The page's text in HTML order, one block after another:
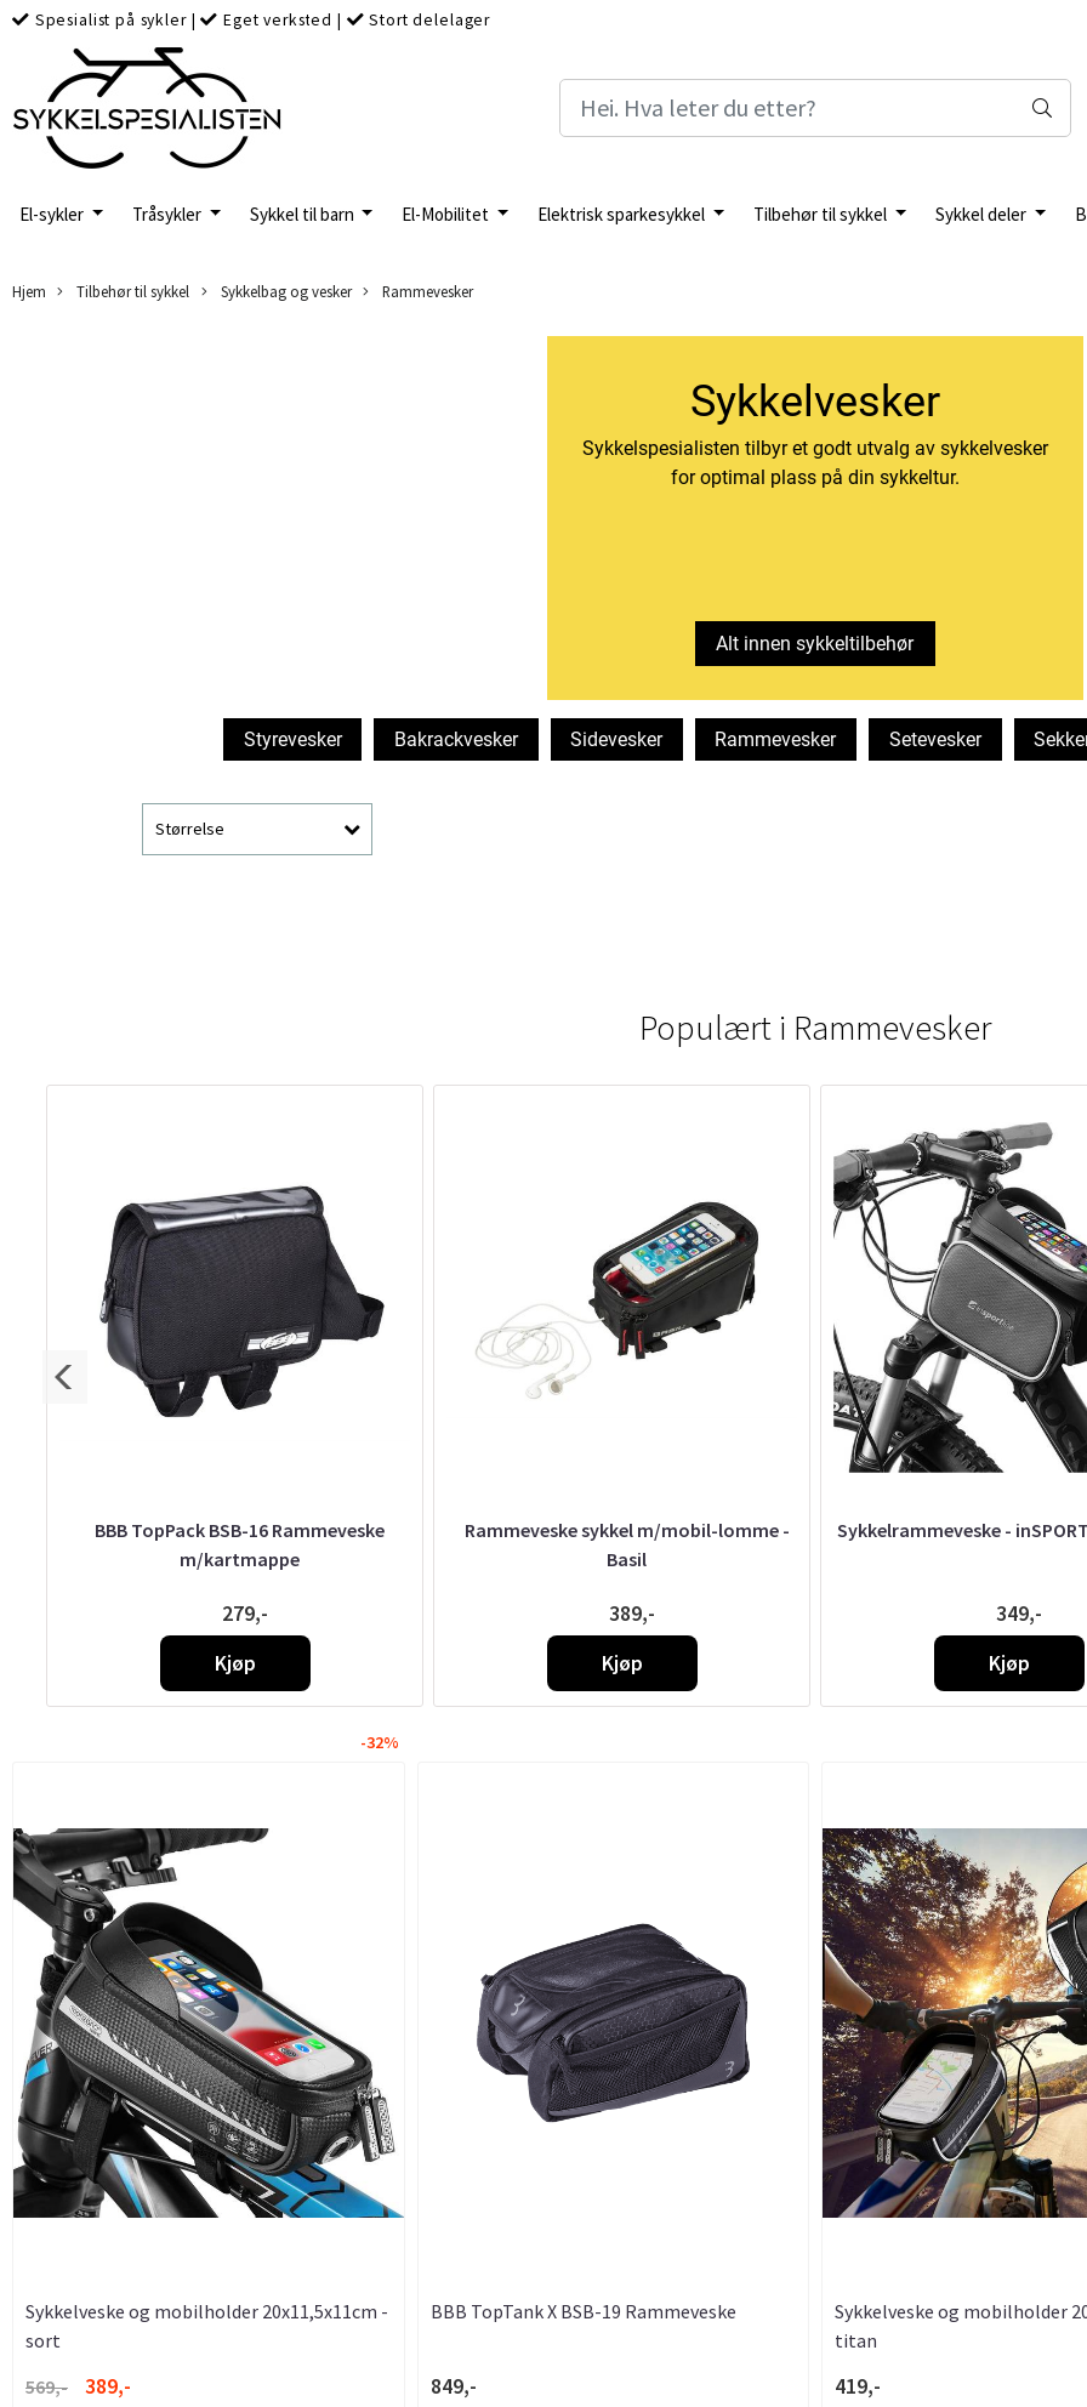
Spesialist på sykler| Eget verksted | Stort delelager
El-sykler Tråsykler Sykkel til barn El-Mobilitet Elektrisk sparkesykkel Tilbehør til sykkel Sykkel deler
Hjem Tilbehør til sykkel Sykkelbag og vesker Rammevesker
Sykkelvesker
Sykkelspesialisten tilbyr et godt utvalg av sykkelvesker
for optimal plass på din sykkeltur.
Alt innen sykkeltilbehør
Styrevesker Bakrackvesker Sidevesker Rammevesker Setevesker
Størrelse
Populært i Rammevesker
BBB TopPack BSB-16 Rammeveske
m/kartmappe
279,-
Kjøp
Rammeveske sykkel m/mobil-lomme -
Basil
389,-
Kjøp
Sykkelrammeveske -
349,-
Kjøp
-32%
Sykkelveske og mobilholder 20x11,5x11cm -
sort
569,-
389,-
BBB TopTank X BSB-19 Rammeveske
849,-
Sykkelveske og mobilholder
titan
419,-